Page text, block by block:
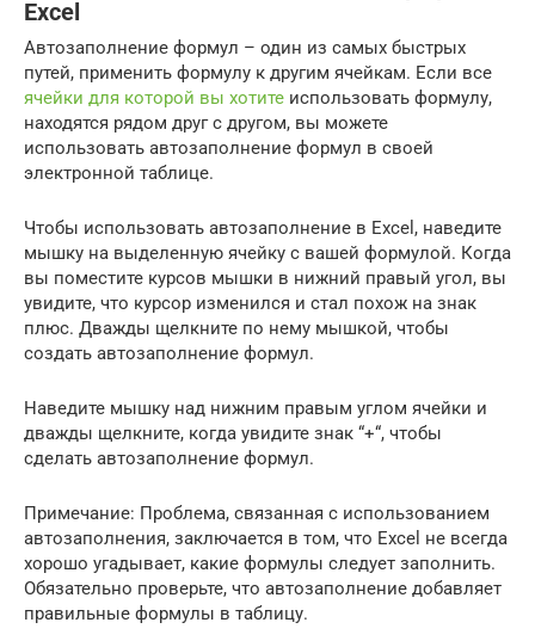
Excel
Автозаполнение формул – один из самых быстрых
путей, применить формулу к другим ячейкам. Если все
ячейки для которой вы хотите использовать формулу,
находятся рядом друг с другом, вы можете
использовать автозаполнение формул в своей
электронной таблице.
Чтобы использовать автозаполнение в Excel, наведите
мышку на выделенную ячейку с вашей формулой. Когда
вы поместите курсов мышки в нижний правый угол, вы
увидите, что курсор изменился и стал похож на знак
плюс. Дважды щелкните по нему мышкой, чтобы
создать автозаполнение формул.
Наведите мышку над нижним правым углом ячейки и
дважды щелкните, когда увидите знак “+“, чтобы
сделать автозаполнение формул.
Примечание: Проблема, связанная с использованием
автозаполнения, заключается в том, что Excel не всегда
хорошо угадывает, какие формулы следует заполнить.
Обязательно проверьте, что автозаполнение добавляет
правильные формулы в таблицу.